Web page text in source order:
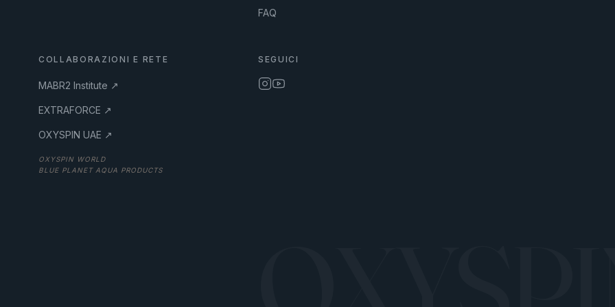
FAQ
COLLABORAZIONI E RETE
MABR2 Institute ↗
EXTRAFORCE ↗
OXYSPIN UAE ↗
OXYSPIN WORLD
BLUE PLANET AQUA PRODUCTS
SEGUICI